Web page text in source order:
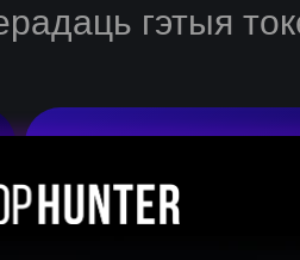
гэтыя
Лепшыя праекты